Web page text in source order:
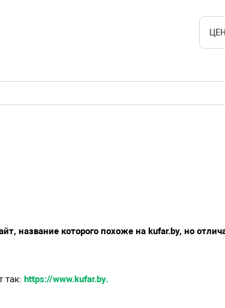
название которого похоже на kufar.by, но
так: https://www.kufar.by.